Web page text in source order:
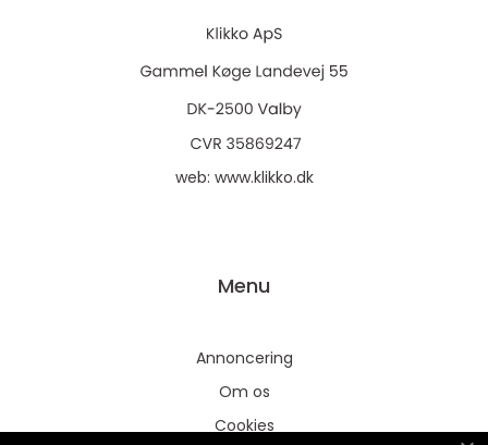
web: www.klikko.dk
Menu
Annoncering
Om os
Cookies